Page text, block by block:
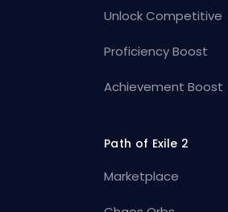
Unlock Competitive
Proficiency Boost
Achievement Boost
Path of Exile 2
Marketplace